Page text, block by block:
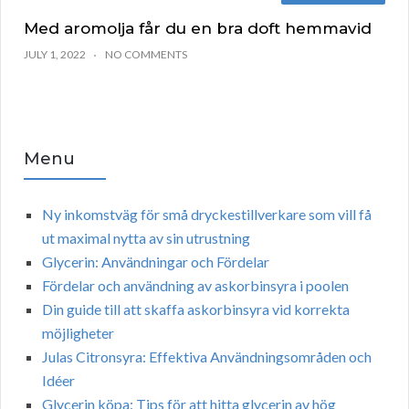
Med aromolja får du en bra doft hemmavid
JULY 1, 2022 NO COMMENTS
Menu
Ny inkomstväg för små dryckestillverkare som vill få
ut maximal nytta av sin utrustning
Glycerin: Användningar och Fördelar
Fördelar och användning av askorbinsyra i poolen
Din guide till att skaffa askorbinsyra vid korrekta
möjligheter
Julas Citronsyra: Effektiva Användningsområden och
Idéer
Glycerin köpa: Tips för att hitta glycerin av hög